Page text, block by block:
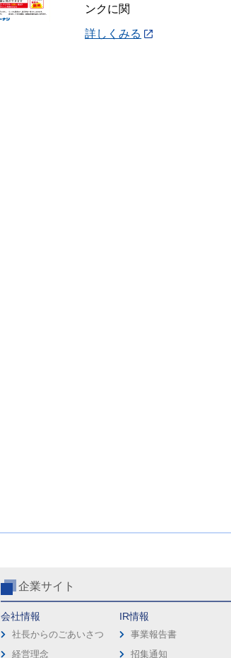
ンクに関
詳しくみる
企業サイト
会社情報
社長からのごあいさつ
経営理念
IR情報
事業報告書
招集通知